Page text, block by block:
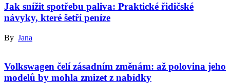
Jak snížit spotřebu paliva: Praktické řidičské
návyky, které šetří peníze
By Jana
Volkswagen čelí zásadním změnám: až polovina jeho
modelů by mohla zmizet z nabídky